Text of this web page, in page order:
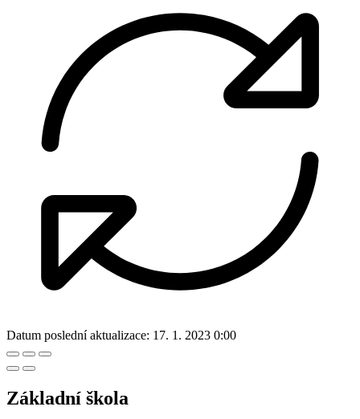
Datum poslední aktualizace: 17. 1. 2023 0:00
Základní škola